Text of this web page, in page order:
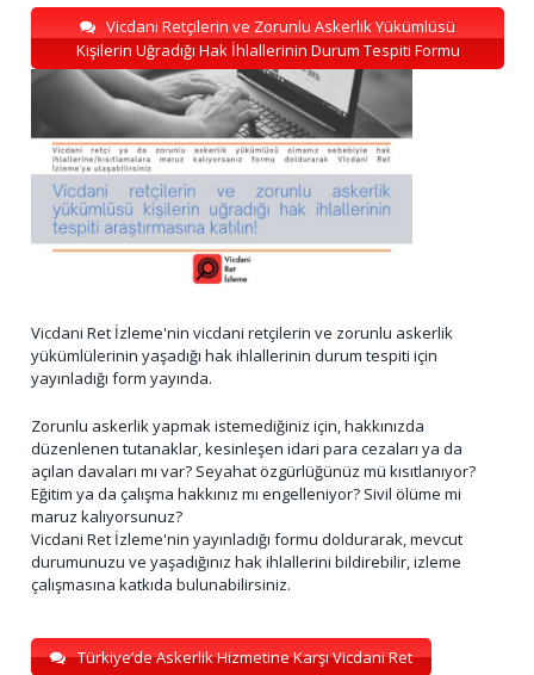
Vicdani Retçilerin ve Zorunlu Askerlik Yükümlüsü
Kişilerin Uğradığı Hak İhlallerinin Durum Tespiti Formu
Vicdani Ret İzleme'nin vicdani retçilerin ve zorunlu askerlik
yükümlülerinin yaşadığı hak ihlallerinin durum tespiti için
yayınladığı form yayında.
Zorunlu askerlik yapmak istemediğiniz için, hakkınızda
düzenlenen tutanaklar, kesinleşen idari para cezaları ya da
açılan davaları mı var? Seyahat özgürlüğünüz mü kısıtlanıyor?
Eğitim ya da çalışma hakkınız mı engelleniyor? Sivil ölüme mi
maruz kalıyorsunuz?
Vicdani Ret İzleme'nin yayınladığı formu doldurarak, mevcut
durumunuzu ve yaşadığınız hak ihlallerini bildirebilir, izleme
çalışmasına katkıda bulunabilirsiniz.
Türkiye’de Askerlik Hizmetine Karşı Vicdani Ret